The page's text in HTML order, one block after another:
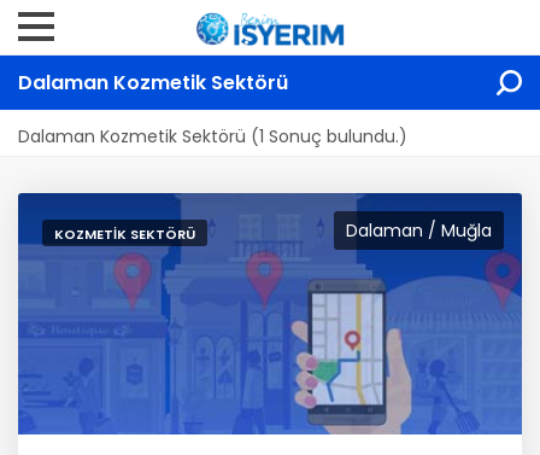
Dalaman Kozmetik Sektörü
Dalaman Kozmetik Sektörü (1 Sonuç bulundu.)
Dalaman / Muğla
KOZMETIK SEKTÖRÜ